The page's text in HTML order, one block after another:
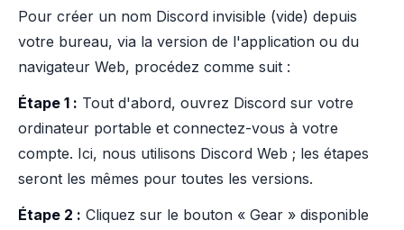
Pour créer un nom Discord invisible (vide) depuis
votre bureau, via la version de l'application ou du
navigateur Web, procédez comme suit :
Étape 1 : Tout d'abord, ouvrez Discord sur votre
ordinateur portable et connectez-vous à votre
compte. Ici, nous utilisons Discord Web ; les étapes
seront les mêmes pour toutes les versions.
Étape 2 : Cliquez sur le bouton « Gear » disponible